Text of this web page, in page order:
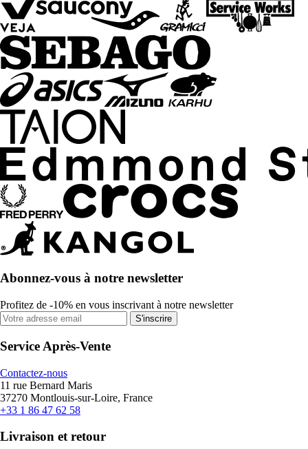
Abonnez-vous à notre newsletter
Profitez de -10% en vous inscrivant à notre newsletter
S'inscrire
Service Après-Vente
Contactez-nous
11 rue Bernard Maris
37270 Montlouis-sur-Loire, France
+33 1 86 47 62 58
Livraison et retour